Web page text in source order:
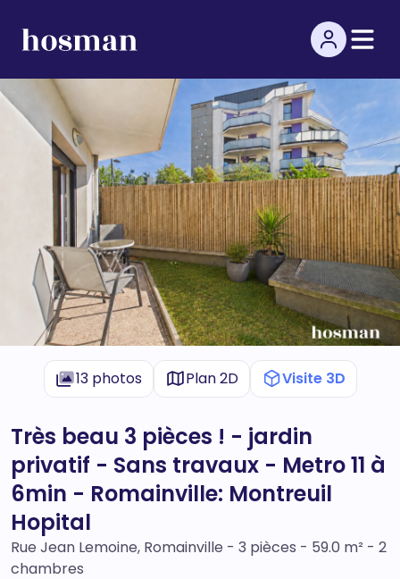
13 photos Plan 2D Visite 3D
Très beau 3 pièces ! - jardin
privatif - Sans travaux - Metro 11 à
6min - Romainville: Montreuil
Hopital
Rue Jean Lemoine, Romainville - 3 pièces - 59.0 m² - 2
chambres